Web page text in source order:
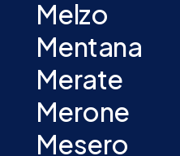
Melzo
Mentana
Merate
Merone
Mesero